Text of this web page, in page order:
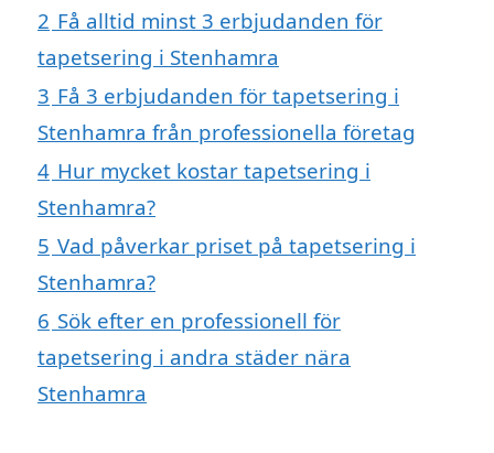
2 Få alltid minst 3 erbjudanden för
tapetsering i Stenhamra
3 Få 3 erbjudanden för tapetsering i
Stenhamra från professionella företag
4 Hur mycket kostar tapetsering i
Stenhamra?
5 Vad påverkar priset på tapetsering i
Stenhamra?
6 Sök efter en professionell för
tapetsering i andra städer nära
Stenhamra